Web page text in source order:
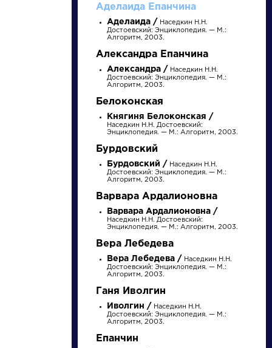
ЛИТЕРАТУРА
ДЛЯ ПРЕЗЕНТАЦИЙ,
УРОКОВ И ЕГЭ
Д Е Ж З И К
писатели
произведения
персонажи
словарь
Аделаида Епанчина
Аделаида / Наседкин Н.Н.
Достоевский: Энциклопедия. — М.:
Алгоритм, 2003.
Александра Епанчина
Александра / Наседкин Н.Н.
Достоевский: Энциклопедия. — М.:
Алгоритм, 2003.
Белоконская
Княгиня Белоконская /
Наседкин Н.Н. Достоевский:
Энциклопедия. — М.: Алгоритм, 2003.
Бурдовский
Бурдовский / Наседкин Н.Н.
Достоевский: Энциклопедия. — М.:
Алгоритм, 2003.
Варвара Ардалионовна
Варвара Ардалионовна /
Наседкин Н.Н. Достоевский:
Энциклопедия. — М.: Алгоритм, 2003.
Вера Лебедева
Вера Лебедева / Наседкин Н.Н.
Достоевский: Энциклопедия. — М.:
Алгоритм, 2003.
Ганя Иволгин
Иволгин / Наседкин Н.Н.
Достоевский: Энциклопедия. — М.:
Алгоритм, 2003.
Епанчин